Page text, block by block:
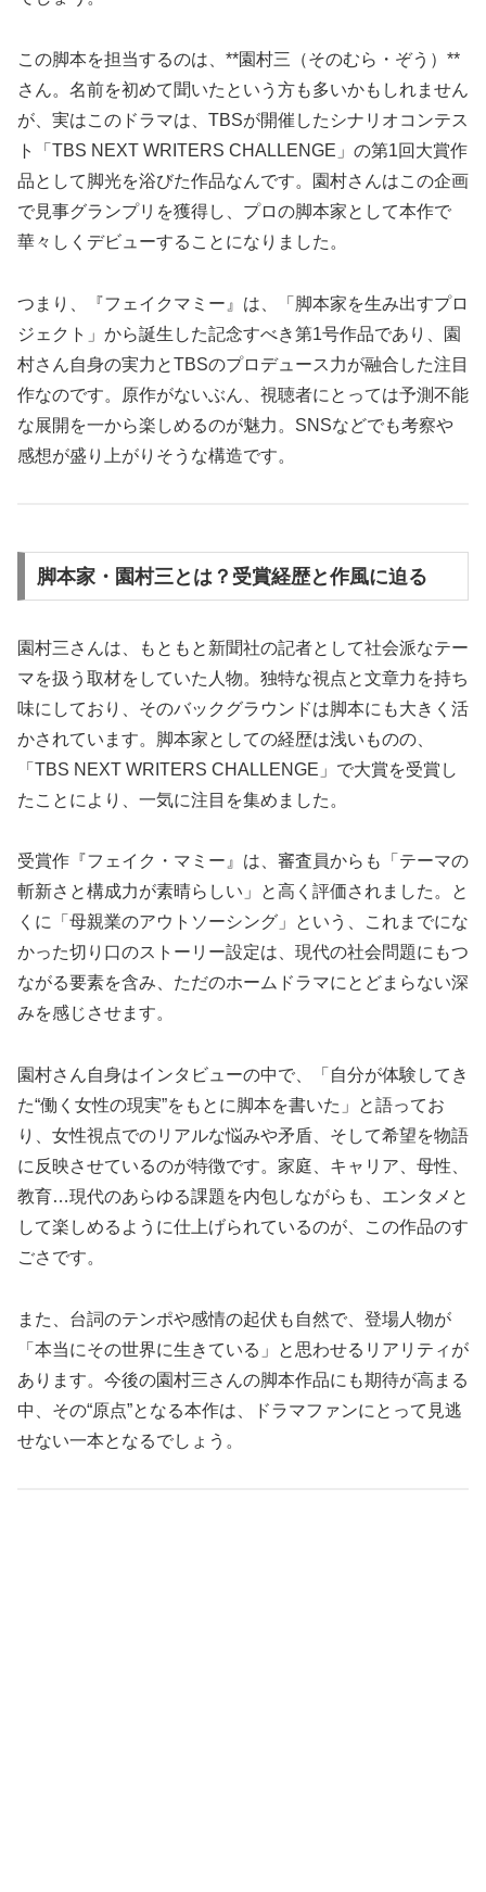
この脚本を担当するのは、**園村三（そのむら・ぞう）**
さん。名前を初めて聞いたという方も多いかもしれません
が、実はこのドラマは、TBSが開催したシナリオコンテス
ト「TBS NEXT WRITERS CHALLENGE」の第1回大賞作
品として脚光を浴びた作品なんです。園村さんはこの企画
で見事グランプリを獲得し、プロの脚本家として本作で
華々しくデビューすることになりました。
つまり、『フェイクマミー』は、「脚本家を生み出すプロ
ジェクト」から誕生した記念すべき第1号作品であり、園
村さん自身の実力とTBSのプロデュース力が融合した注目
作なのです。原作がないぶん、視聴者にとっては予測不能
な展開を一から楽しめるのが魅力。SNSなどでも考察や
感想が盛り上がりそうな構造です。
脚本家・園村三とは？受賞経歴と作風に迫る
園村三さんは、もともと新聞社の記者として社会派なテー
マを扱う取材をしていた人物。独特な視点と文章力を持ち
味にしており、そのバックグラウンドは脚本にも大きく活
かされています。脚本家としての経歴は浅いものの、
「TBS NEXT WRITERS CHALLENGE」で大賞を受賞し
たことにより、一気に注目を集めました。
受賞作『フェイク・マミー』は、審査員からも「テーマの
斬新さと構成力が素晴らしい」と高く評価されました。と
くに「母親業のアウトソーシング」という、これまでにな
かった切り口のストーリー設定は、現代の社会問題にもつ
ながる要素を含み、ただのホームドラマにとどまらない深
みを感じさせます。
園村さん自身はインタビューの中で、「自分が体験してき
た“働く女性の現実”をもとに脚本を書いた」と語ってお
り、女性視点でのリアルな悩みや矛盾、そして希望を物語
に反映させているのが特徴です。家庭、キャリア、母性、
教育…現代のあらゆる課題を内包しながらも、エンタメと
して楽しめるように仕上げられているのが、この作品のす
ごさです。
また、台詞のテンポや感情の起伏も自然で、登場人物が
「本当にその世界に生きている」と思わせるリアリティが
あります。今後の園村三さんの脚本作品にも期待が高まる
中、その“原点”となる本作は、ドラマファンにとって見逃
せない一本となるでしょう。